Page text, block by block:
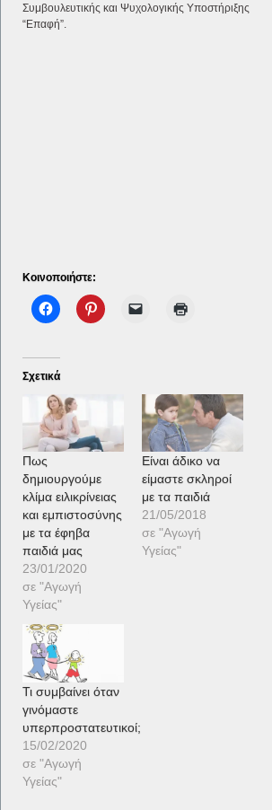
Συμβουλευτικής και Ψυχολογικής Υποστήριξης
“Επαφή”.
Κοινοποιήστε:
Σχετικά
Πως
δημιουργούμε
κλίμα ειλικρίνειας
και εμπιστοσύνης
με τα έφηβα
παιδιά μας
23/01/2020
σε "Αγωγή
Υγείας"
Είναι άδικο να
είμαστε σκληροί
με τα παιδιά
21/05/2018
σε "Αγωγή
Υγείας"
Τι συμβαίνει όταν
γινόμαστε
υπερπροστατευτικοί;
15/02/2020
σε "Αγωγή
Υγείας"